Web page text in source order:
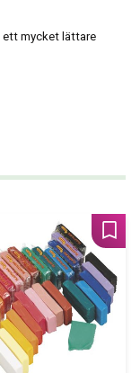
ett mycket lättare